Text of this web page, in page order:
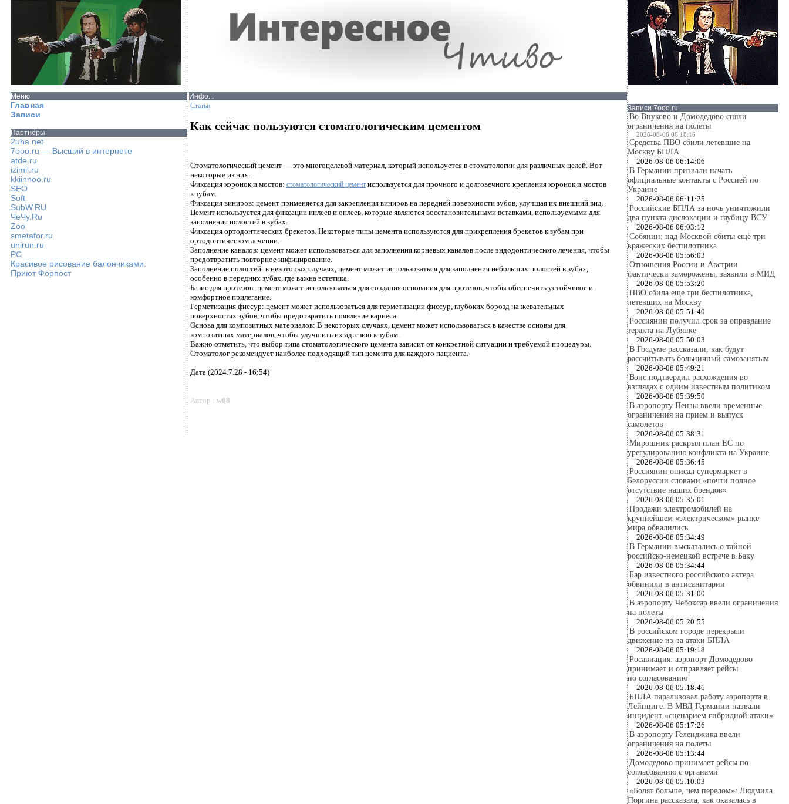
Меню
Главная
Записи
Партнёры
2uha.net
7ooo.ru — Высший в интернете
atde.ru
izimil.ru
kkiinnoo.ru
SEO
Soft
SubW.RU
ЧеЧу.Ru
Zoo
smetafor.ru
unirun.ru
PC
Красивое рисование балончиками.
Приют Форпост
Инфо...
Статьи
Как сейчас пользуются стоматологическим цементом
Стоматологический цемент — это многоцелевой материал, который используется в стоматологии для различных целей. Вот
некоторые из них.
Фиксация коронок и мостов: стоматологический цемент используется для прочного и долговечного крепления коронок и мостов
к зубам.
Фиксация виниров: цемент применяется для закрепления виниров на передней поверхности зубов, улучшая их внешний вид.
Цемент используется для фиксации инлеев и онлеев, которые являются восстановительными вставками, используемыми для
заполнения полостей в зубах.
Фиксация ортодонтических брекетов. Некоторые типы цемента используются для прикрепления брекетов к зубам при
ортодонтическом лечении.
Заполнение каналов: цемент может использоваться для заполнения корневых каналов после эндодонтического лечения, чтобы
предотвратить повторное инфицирование.
Заполнение полостей: в некоторых случаях, цемент может использоваться для заполнения небольших полостей в зубах,
особенно в передних зубах, где важна эстетика.
Базис для протезов: цемент может использоваться для создания основания для протезов, чтобы обеспечить устойчивое и
комфортное прилегание.
Герметизация фиссур: цемент может использоваться для герметизации фиссур, глубоких борозд на жевательных
поверхностях зубов, чтобы предотвратить появление кариеса.
Основа для композитных материалов: В некоторых случаях, цемент может использоваться в качестве основы для
композитных материалов, чтобы улучшить их адгезию к зубам.
Важно отметить, что выбор типа стоматологического цемента зависит от конкретной ситуации и требуемой процедуры.
Стоматолог рекомендует наиболее подходящий тип цемента для каждого пациента.
Дата (2024.7.28 - 16:54)
Автор : w08
Записи 7ooo.ru
Во Внуково и Домодедово сняли
ограничения на полеты
2026-08-06 06:18:16
Средства ПВО сбили летевшие на
Москву БПЛА
2026-08-06 06:14:06
В Германии призвали начать
официальные контакты с Россией по
Украине
2026-08-06 06:11:25
Российские БПЛА за ночь уничтожили
два пункта дислокации и гаубицу ВСУ
2026-08-06 06:03:12
Собянин: над Москвой сбиты ещё три
вражеских беспилотника
2026-08-06 05:56:03
Отношения России и Австрии
фактически заморожены, заявили в МИД
2026-08-06 05:53:20
ПВО сбила еще три беспилотника,
летевших на Москву
2026-08-06 05:51:40
Россиянин получил срок за оправдание
теракта на Лубянке
2026-08-06 05:50:03
В Госдуме рассказали, как будут
рассчитывать больничный самозанятым
2026-08-06 05:49:21
Вэнс подтвердил расхождения во
взглядах с одним известным политиком
2026-08-06 05:39:50
В аэропорту Пензы ввели временные
ограничения на прием и выпуск
самолетов
2026-08-06 05:38:31
Мирошник раскрыл план ЕС по
урегулированию конфликта на Украине
2026-08-06 05:36:45
Россиянин описал супермаркет в
Белоруссии словами «почти полное
отсутствие наших брендов»
2026-08-06 05:35:01
Продажи электромобилей на
крупнейшем «электрическом» рынке
мира обвалились
2026-08-06 05:34:49
В Германии высказались о тайной
российско-немецкой встрече в Баку
2026-08-06 05:34:44
Бар известного российского актера
обвинили в антисанитарии
2026-08-06 05:31:00
В аэропорту Чебоксар ввели ограничения
на полеты
2026-08-06 05:20:55
В российском городе перекрыли
движение из-за атаки БПЛА
2026-08-06 05:19:18
Росавиация: аэропорт Домодедово
принимает и отправляет рейсы
по согласованию
2026-08-06 05:18:46
БПЛА парализовал работу аэропорта в
Лейпциге. В МВД Германии назвали
инцидент «сценарием гибридной атаки»
2026-08-06 05:17:26
В аэропорту Геленджика ввели
ограничения на полеты
2026-08-06 05:13:44
Домодедово принимает рейсы по
согласованию с органами
2026-08-06 05:10:03
«Болят больше, чем перелом»: Людмила
Поргина рассказала, как оказалась в